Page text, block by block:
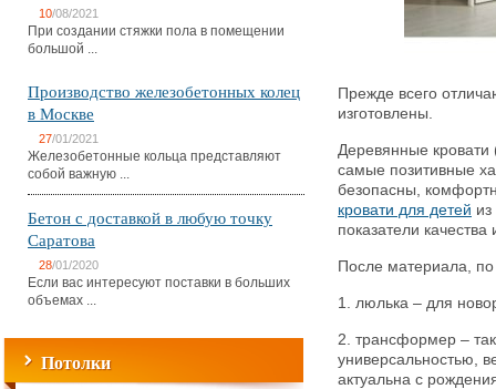
10/08/2021
При создании стяжки пола в помещении
большой ...
Производство железобетонных колец
в Москве
27/01/2021
Железобетонные кольца представляют
собой важную ...
Бетон с доставкой в любую точку
Саратова
28/01/2020
Если вас интересуют поставки в больших
объемах ...
Потолки
Прежде всего
изготовлены.
Деревянные кровати
самые позитивные
безопасны,
кровати для детей
показатели
После материала,
1. люлька – для
2. трансформер –
универсальностью,
актуальна с